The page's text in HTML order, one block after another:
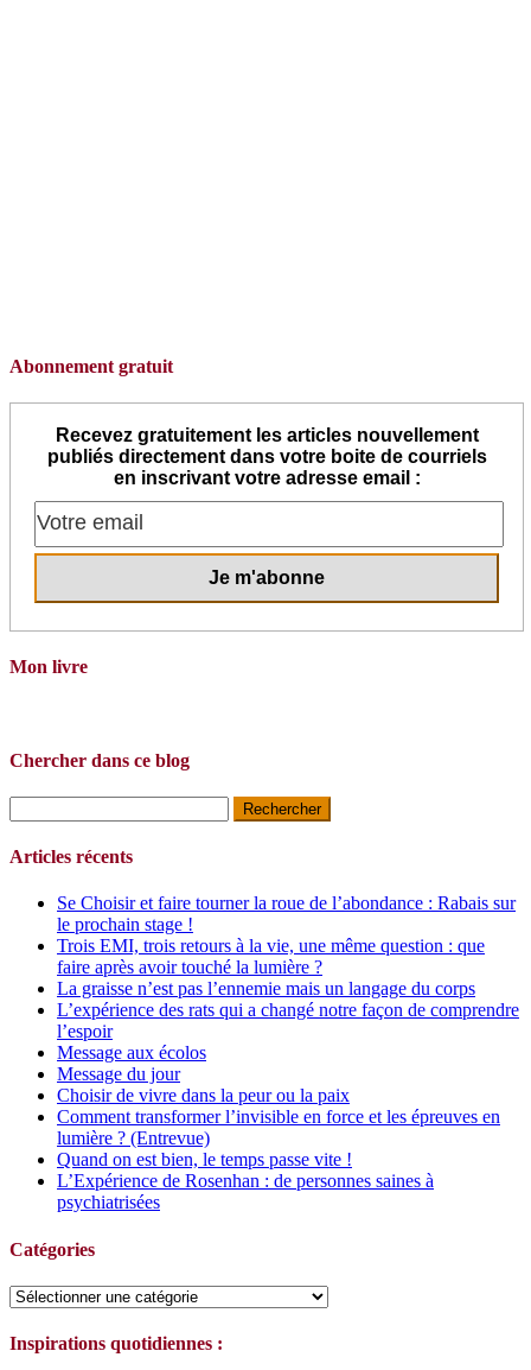
Abonnement gratuit
Recevez gratuitement les articles nouvellement
publiés directement dans votre boite de courriels
en inscrivant votre adresse email :
Mon livre
Chercher dans ce blog
Articles récents
Se Choisir et faire tourner la roue de l’abondance : Rabais sur
le prochain stage !
Trois EMI, trois retours à la vie, une même question : que
faire après avoir touché la lumière ?
La graisse n’est pas l’ennemie mais un langage du corps
L’expérience des rats qui a changé notre façon de comprendre
l’espoir
Message aux écolos
Message du jour
Choisir de vivre dans la peur ou la paix
Comment transformer l’invisible en force et les épreuves en
lumière ? (Entrevue)
Quand on est bien, le temps passe vite !
L’Expérience de Rosenhan : de personnes saines à
psychiatrisées
Catégories
Catégories
Inspirations quotidiennes :